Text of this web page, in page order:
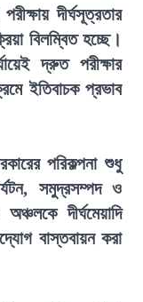
দীর্ঘসূত্রতার
বিলম্বিত হচ্ছে।
দ্রুত পরীক্ষার
ইতিবাচক প্রভাব
পরিকল্পনা শুধু
সমুদ্রসম্পদ ও
দীর্ঘমেয়াদি
বাস্তবায়ন করা